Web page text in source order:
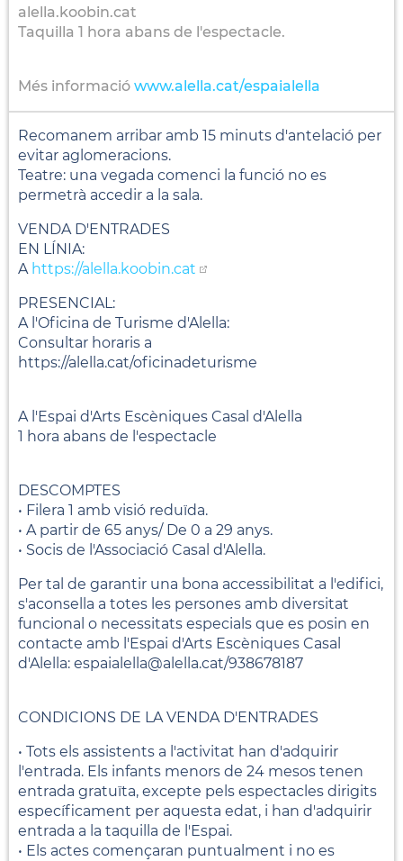
alella.koobin.cat
Taquilla 1 hora abans de l'espectacle.
Més informació www.alella.cat/espaialella
Recomanem arribar amb 15 minuts d'antelació per
evitar aglomeracions.
Teatre: una vegada comenci la funció no es
permetrà accedir a la sala.
VENDA D'ENTRADES
EN LÍNIA:
A https://alella.koobin.cat
PRESENCIAL:
A l'Oficina de Turisme d'Alella:
Consultar horaris a
https://alella.cat/oficinadeturisme
A l'Espai d'Arts Escèniques Casal d'Alella
1 hora abans de l'espectacle
DESCOMPTES
• Filera 1 amb visió reduïda.
• A partir de 65 anys/ De 0 a 29 anys.
• Socis de l'Associació Casal d'Alella.
Per tal de garantir una bona accessibilitat a l'edifici,
s'aconsella a totes les persones amb diversitat
funcional o necessitats especials que es posin en
contacte amb l'Espai d'Arts Escèniques Casal
d'Alella: espaialella@alella.cat/938678187
CONDICIONS DE LA VENDA D'ENTRADES
• Tots els assistents a l'activitat han d'adquirir
l'entrada. Els infants menors de 24 mesos tenen
entrada gratuïta, excepte pels espectacles dirigits
específicament per aquesta edat, i han d'adquirir
entrada a la taquilla de l'Espai.
• Els actes començaran puntualment i no es